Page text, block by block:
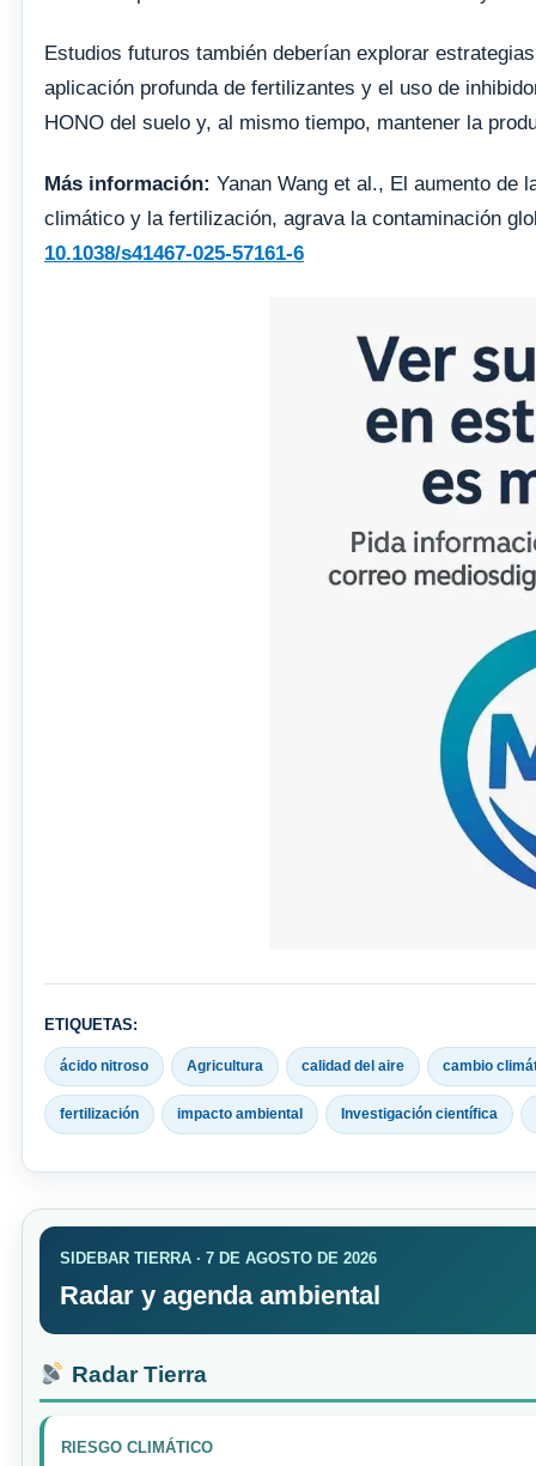
Estudios futuros también deberían explorar
aplicación profunda de fertilizantes y el uso de
HONO del suelo y, al mismo tiempo, mantener la
Más información: Yanan Wang et al., El aumento de
climático y la fertilización, agrava la contaminación
10.1038/s41467-025-57161-6
ETIQUETAS:
ácido nitroso Agricultura calidad del aire cambio
fertilización impacto ambiental Investigación científica
SIDEBAR TIERRA · 7 DE AGOSTO DE 2026
Radar y agenda ambiental
Radar Tierra
RIESGO CLIMÁTICO